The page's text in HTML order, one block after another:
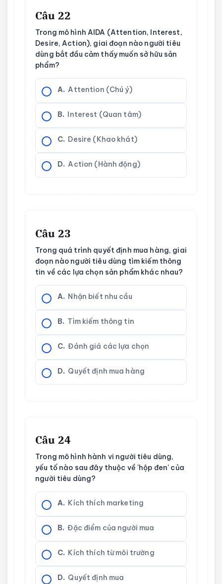
Câu 22
Trong mô hình AIDA (Attention, Interest,
Desire, Action), giai đoạn nào người tiêu
dùng bắt đầu cảm thấy muốn sở hữu sản
phẩm?
A. Attention (Chú ý)
B. Interest (Quan tâm)
C. Desire (Khao khát)
D. Action (Hành động)
Câu 23
Trong quá trình quyết định mua hàng, giai
đoạn nào người tiêu dùng tìm kiếm thông
tin về các lựa chọn sản phẩm khác nhau?
A. Nhận biết nhu cầu
B. Tìm kiếm thông tin
C. Đánh giá các lựa chọn
D. Quyết định mua hàng
Câu 24
Trong mô hình hành vi người tiêu dùng,
yếu tố nào sau đây thuộc về 'hộp đen' của
người tiêu dùng?
A. Kích thích marketing
B. Đặc điểm của người mua
C. Kích thích từ môi trường
D. Quyết định mua